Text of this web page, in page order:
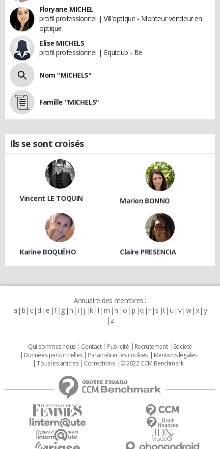
Floryane MICHEL
profil professionnel | Vill'optique - Monteur vendeur en
optique
Elise MICHELS
profil professionnel | Equiclub - Be
Nom "MICHELS"
Famille "MICHELS"
Ils se sont croisés
Vincent LE TOQUIN Marion BONNO
Karine BOQUÉHO Claire PRESENCIA
Annuaire des membres :
a b c d e f g h i j k l m n o p q r s t u v w x y
z
Qui sommes nous Contact Publicité Recrutement
Societé
Données personnelles
Paramétrer les cookies
Mentions légales
Tous les articles
Corrections © 2022 CCM Benchmark